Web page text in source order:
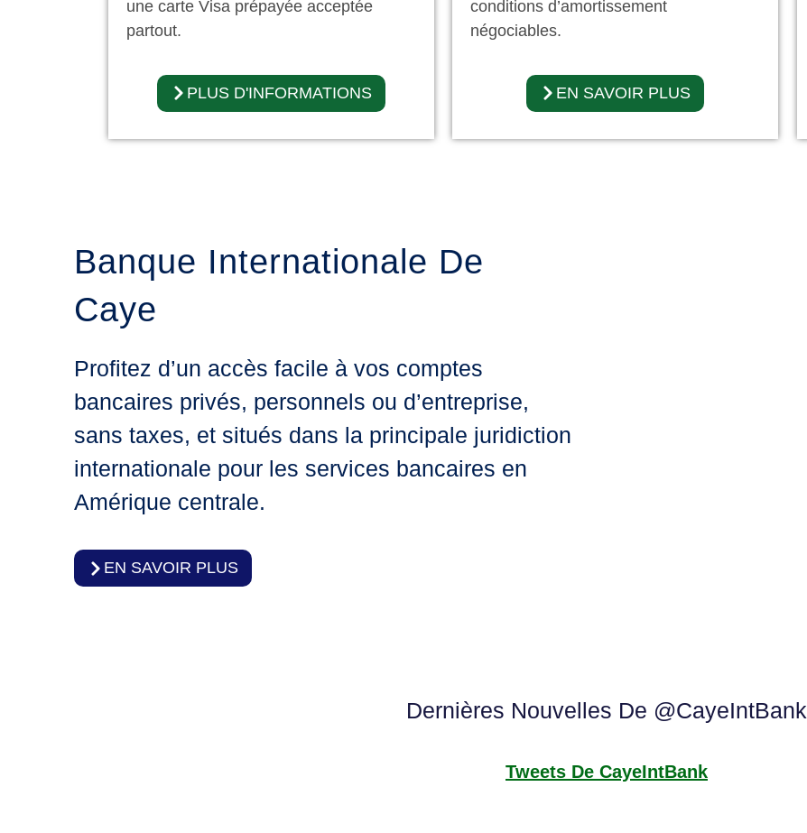
une carte Visa prépayée acceptée
partout.
PLUS D'INFORMATIONS
conditions d’amortissement
négociables.
EN SAVOIR PLUS
Banque Internationale De
Caye
Profitez d’un accès facile à vos comptes
bancaires privés, personnels ou d’entreprise,
sans taxes, et situés dans la principale juridiction
internationale pour les services bancaires en
Amérique centrale.
EN SAVOIR PLUS
Dernières Nouvelles De @CayeIntBank
Tweets De CayeIntBank